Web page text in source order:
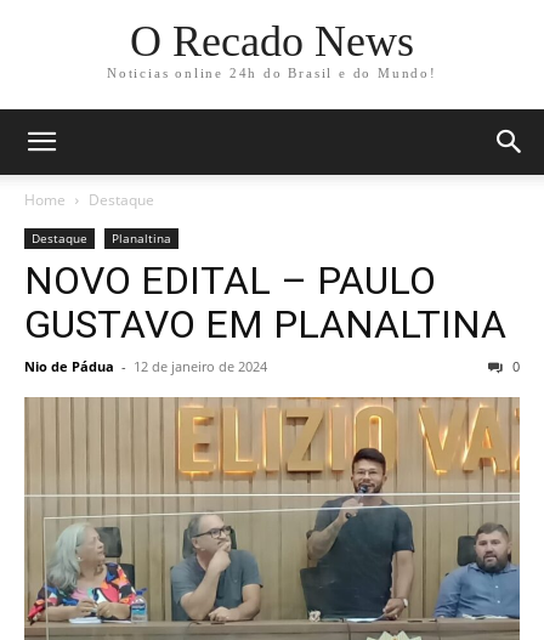
O Recado News
Noticias online 24h do Brasil e do Mundo!
Home Destaque
Destaque Planaltina
NOVO EDITAL – PAULO
GUSTAVO EM PLANALTINA
Nio de Pádua - 12 de janeiro de 2024 0